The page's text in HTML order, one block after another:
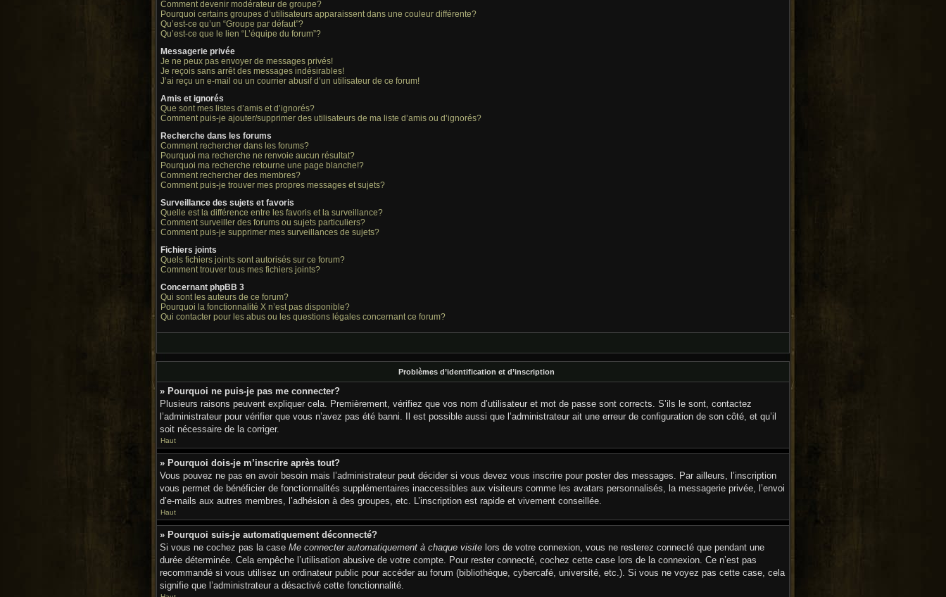
Comment devenir modérateur de groupe?
Pourquoi certains groupes d’utilisateurs apparaissent dans une couleur différente?
Qu’est-ce qu’un “Groupe par défaut”?
Qu’est-ce que le lien “L’équipe du forum”?
Messagerie privée
Je ne peux pas envoyer de messages privés!
Je reçois sans arrêt des messages indésirables!
J’ai reçu un e-mail ou un courrier abusif d’un utilisateur de ce forum!
Amis et ignorés
Que sont mes listes d’amis et d’ignorés?
Comment puis-je ajouter/supprimer des utilisateurs de ma liste d’amis ou d’ignorés?
Recherche dans les forums
Comment rechercher dans les forums?
Pourquoi ma recherche ne renvoie aucun résultat?
Pourquoi ma recherche retourne une page blanche!?
Comment rechercher des membres?
Comment puis-je trouver mes propres messages et sujets?
Surveillance des sujets et favoris
Quelle est la différence entre les favoris et la surveillance?
Comment surveiller des forums ou sujets particuliers?
Comment puis-je supprimer mes surveillances de sujets?
Fichiers joints
Quels fichiers joints sont autorisés sur ce forum?
Comment trouver tous mes fichiers joints?
Concernant phpBB 3
Qui sont les auteurs de ce forum?
Pourquoi la fonctionnalité X n’est pas disponible?
Qui contacter pour les abus ou les questions légales concernant ce forum?
Problèmes d’identification et d’inscription
» Pourquoi ne puis-je pas me connecter?
Plusieurs raisons peuvent expliquer cela. Premièrement, vérifiez que vos nom d’utilisateur et mot de passe sont corrects. S’ils le sont, contactez
l’administrateur pour vérifier que vous n’avez pas été banni. Il est possible aussi que l’administrateur ait une erreur de configuration de son côté, et qu’il
soit nécessaire de la corriger.
Haut
» Pourquoi dois-je m’inscrire après tout?
Vous pouvez ne pas en avoir besoin mais l’administrateur peut décider si vous devez vous inscrire pour poster des messages. Par ailleurs, l’inscription
vous permet de bénéficier de fonctionnalités supplémentaires inaccessibles aux visiteurs comme les avatars personnalisés, la messagerie privée, l’envoi
d’e-mails aux autres membres, l’adhésion à des groupes, etc. L’inscription est rapide et vivement conseillée.
Haut
» Pourquoi suis-je automatiquement déconnecté?
Si vous ne cochez pas la case Me connecter automatiquement à chaque visite lors de votre connexion, vous ne resterez connecté que pendant une
durée déterminée. Cela empêche l’utilisation abusive de votre compte. Pour rester connecté, cochez cette case lors de la connexion. Ce n’est pas
recommandé si vous utilisez un ordinateur public pour accéder au forum (bibliothèque, cybercafé, université, etc.). Si vous ne voyez pas cette case, cela
signifie que l’administrateur a désactivé cette fonctionnalité.